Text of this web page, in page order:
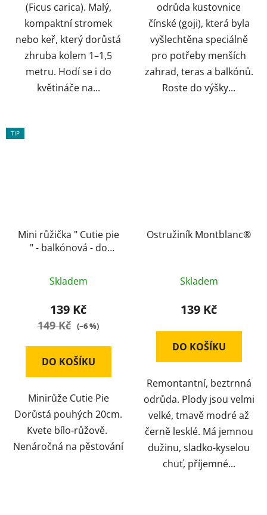
(Ficus carica). Malý,
kompaktní stromek
nebo keř, který dorůstá
zhruba kolem 1–1,5
metru. Hodí se i do
květináče na...
odrůda kustovnice
čínské (goji), která byla
vyšlechtěna speciálně
pro potřeby menších
zahrad, teras a balkónů.
Roste do výšky...
TIP
Mini růžička " Cutie pie
" - balkónová - do
Skladem
139 Kč
149 Kč (–6 %)
DO KOŠÍKU
Minirůže Cutie Pie
Dorůstá pouhých 20cm.
Kvete bílo-růžově.
Nenáročná na pěstování
Ostružiník Montblanc®
Skladem
139 Kč
DO KOŠÍKU
Remontantní, beztrnná
odrůda. Plody jsou velmi
velké, tmavě modré až
černě lesklé. Má jemnou
dužinu, sladko-kyselou
chuť, příjemné...